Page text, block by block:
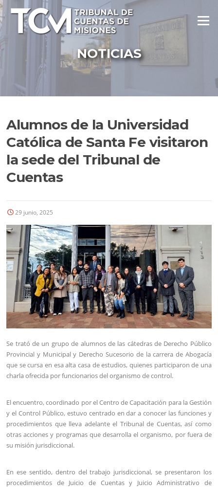
Ir
al
contenido
Menú
NOTICIAS
Alumnos de la Universidad
Católica de Santa Fe visitaron
la sede del Tribunal de
Cuentas
29 junio, 2025
Se trató de un grupo de alumnos de las cátedras de Derecho Público
Provincial y Municipal y Derecho Sucesorio de la carrera de Abogacía
que se cursa en esa alta casa de estudios, quienes participaron de una
charla ofrecida por funcionarios del organismo de control.
El encuentro, coordinado por el Centro de Capacitación para la Gestión
y el Control Público, estuvo centrado en dar a conocer las funciones y
procedimientos que lleva adelante el Tribunal de Cuentas, así como
otras acciones y programas que desarrolla el organismo, por fuera de
su misión jurisdiccional.
En ese sentido, dentro del trabajo jurisdiccional, se presentaron los
procedimientos de Juicio de Cuentas y Juicio Administrativo de